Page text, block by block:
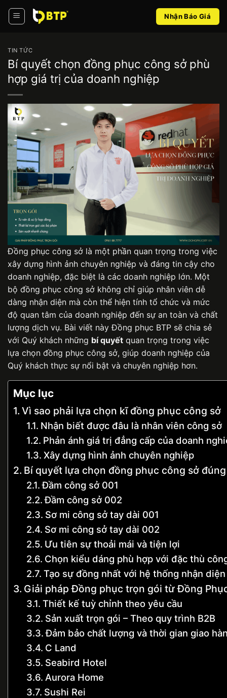
qua
Nhận Báo Giá
TIN TỨC
Bí quyết chọn đồng phục công sở phù
hợp giá trị của doanh nghiệp
Đồng phục công sở là một phần quan trọng trong việc
xây dựng hình ảnh chuyên nghiệp và đáng tin cậy cho
doanh nghiệp, đặc biệt là các doanh nghiệp lớn. Một
bộ đồng phục công sở không chỉ giúp nhân viên dễ
dàng nhận diện mà còn thể hiện tính tổ chức và mức
độ quan tâm của doanh nghiệp đến sự an toàn và chất
lượng dịch vụ. Bài viết nàyĐồng phục BTP sẽ chia sẻ
với Quý khách những bí quyết quan trọng trong việc
lựa chọn đồng phục công sở, giúp doanh nghiệp của
Quý khách thực sự nổi bật và chuyên nghiệp hơn.
Mục lục
Vì sao phải lựa chọn kĩ đồng phục công sở
Nhận biết được đâu là nhân viên công sở
Phản ánh giá trị đẳng cấp của doanh
Xây dựng hình ảnh chuyên nghiệp
Bí quyết lựa chọn đồng phục công sở
Đầm công sở 001
Đầm công sở 002
Sơ mi công sở tay dài 001
Sơ mi công sở tay dài 002
Ưu tiên sự thoải mái và tiện lợi
Chọn kiểu dáng phù hợp với đặc thù
Tạo sự đồng nhất với hệ thống nhận
Giải pháp Đồng phục trọn gói từ Đồng
Thiết kế tuỳ chỉnh theo yêu cầu
Sản xuất trọn gói – Theo quy trình B2B
Đảm bảo chất lượng và thời gian giao
C Land
Seabird Hotel
Aurora Home
Sushi Rei